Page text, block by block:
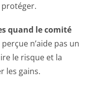
quand le comité
n’aide pas un
le risque et la
les gains.